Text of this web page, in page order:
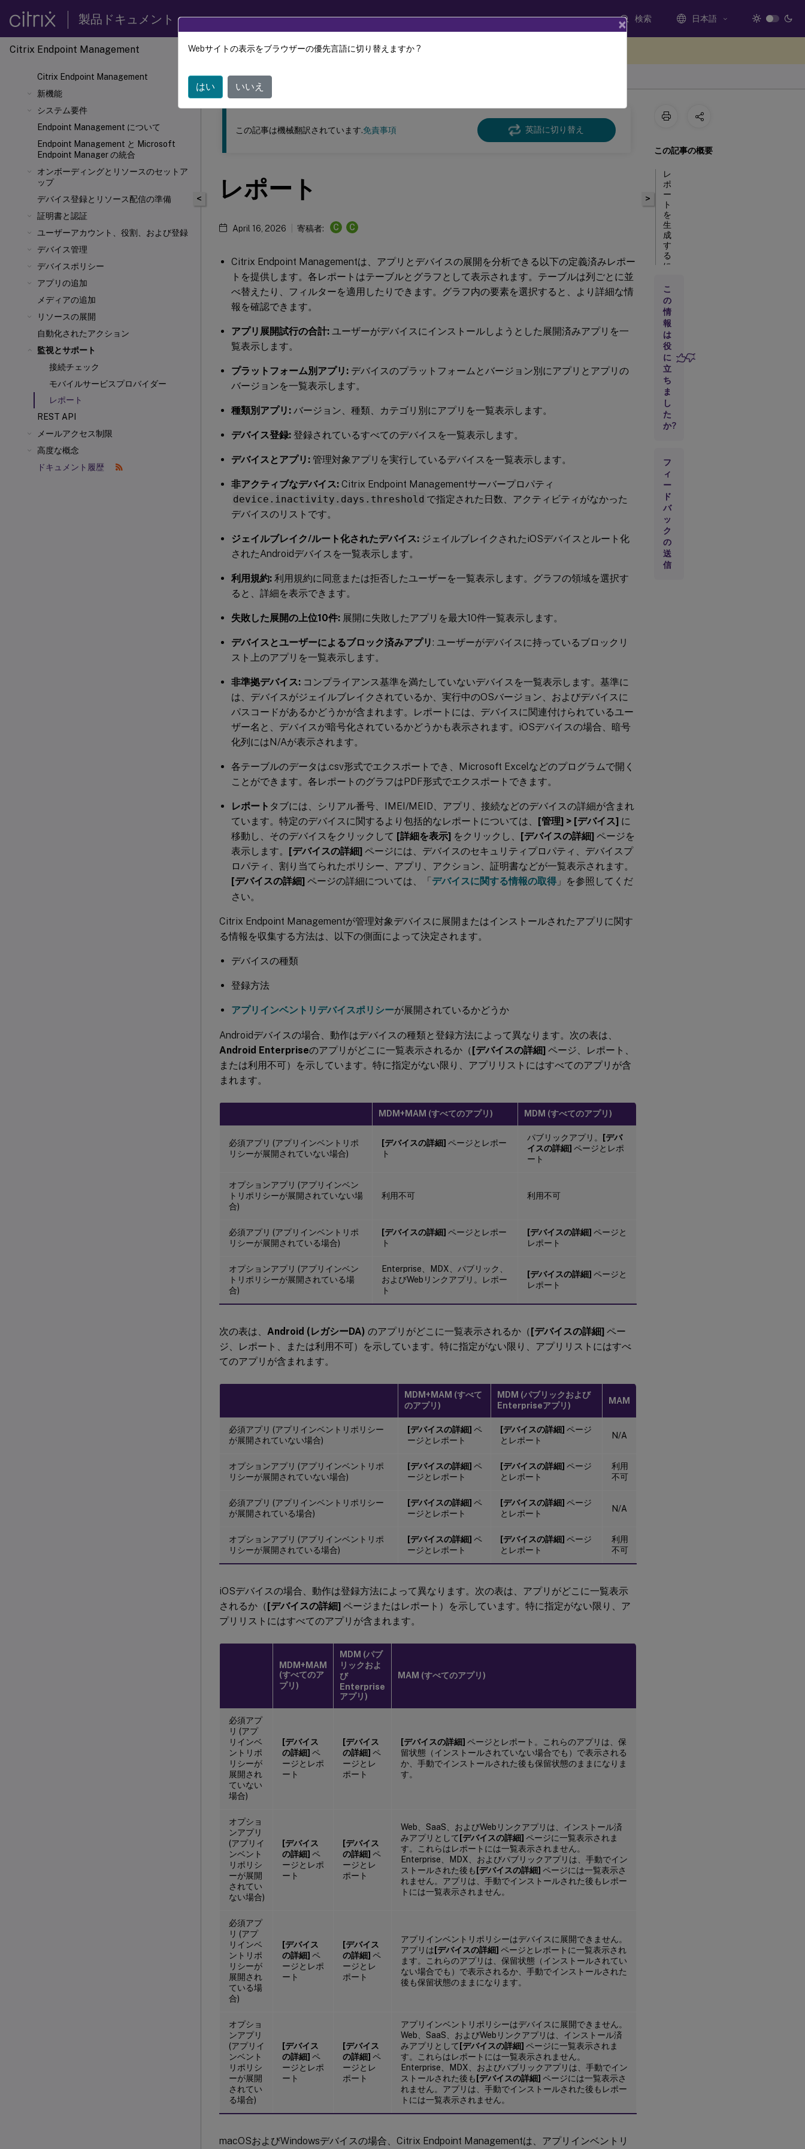
製品ドキュメント 検索 日本語
Citrix Endpoint Management
Citrix Endpoint Management
新機能
システム要件
Endpoint Management について
Endpoint Management と Microsoft
Endpoint Manager の統合
オンボーディングとリソースのセットア
ップ
デバイス登録とリソース配信の準備
証明書と認証
ユーザーアカウント、役割、および登録
デバイス管理
デバイスポリシー
アプリの追加
メディアの追加
リソースの展開
自動化されたアクション
監視とサポート
接続チェック
モバイルサービスプロバイダー
レポート
REST API
メールアクセス制限
高度な概念
ドキュメント履歴
このコンテンツは動的に機械翻訳されています。
Citrix Endpoint Management
<
この記事は機械翻訳されています.免責事項 英語に切り替え
レポート
April 16, 2026 寄稿者: C C
Citrix Endpoint Managementは、アプリとデバイスの展開を分析できる以下の定義済みレポー
トを提供します。各レポートはテーブルとグラフとして表示されます。テーブルは列ごとに並
べ替えたり、フィルターを適用したりできます。グラフ内の要素を選択すると、より詳細な情
報を確認できます。
アプリ展開試行の合計: ユーザーがデバイスにインストールしようとした展開済みアプリを一
覧表示します。
プラットフォーム別アプリ: デバイスのプラットフォームとバージョン別にアプリとアプリの
バージョンを一覧表示します。
種類別アプリ: バージョン、種類、カテゴリ別にアプリを一覧表示します。
デバイス登録: 登録されているすべてのデバイスを一覧表示します。
デバイスとアプリ: 管理対象アプリを実行しているデバイスを一覧表示します。
非アクティブなデバイス: Citrix Endpoint Managementサーバープロパティ
device.inactivity.days.threshold で指定された日数、アクティビティがなかった
デバイスのリストです。
ジェイルブレイク/ルート化されたデバイス: ジェイルブレイクされたiOSデバイスとルート化
されたAndroidデバイスを一覧表示します。
利用規約: 利用規約に同意または拒否したユーザーを一覧表示します。グラフの領域を選択す
ると、詳細を表示できます。
失敗した展開の上位10件: 展開に失敗したアプリを最大10件一覧表示します。
デバイスとユーザーによるブロック済みアプリ: ユーザーがデバイスに持っているブロックリ
スト上のアプリを一覧表示します。
非準拠デバイス: コンプライアンス基準を満たしていないデバイスを一覧表示します。基準に
は、デバイスがジェイルブレイクされているか、実行中のOSバージョン、およびデバイスに
パスコードがあるかどうかが含まれます。レポートには、デバイスに関連付けられているユー
ザー名と、デバイスが暗号化されているかどうかも表示されます。iOSデバイスの場合、暗号
化列にはN/Aが表示されます。
各テーブルのデータは.csv形式でエクスポートでき、Microsoft Excelなどのプログラムで開く
ことができます。各レポートのグラフはPDF形式でエクスポートできます。
レポート タブには、シリアル番号、IMEI/MEID、アプリ、接続などのデバイスの詳細が含まれ
ています。特定のデバイスに関するより包括的なレポートについては、 [管理] > [デバイス] に
移動し、そのデバイスをクリックして [詳細を表示] をクリックし、 [デバイスの詳細] ページを
表示します。 [デバイスの詳細] ページには、デバイスのセキュリティプロパティ、デバイスプ
ロパティ、割り当てられたポリシー、アプリ、アクション、証明書などが一覧表示されます。
[デバイスの詳細] ページの詳細については、「デバイスに関する情報の取得 」を参照してくだ
さい。
Citrix Endpoint Managementが管理対象デバイスに展開またはインストールされたアプリに関す
る情報を収集する方法は、以下の側面によって決定されます。
デバイスの種類
登録方法
アプリインベントリデバイスポリシーが展開されているかどうか
Androidデバイスの場合、動作はデバイスの種類と登録方法によって異なります。次の表は、
Android Enterpriseのアプリがどこに一覧表示されるか（[デバイスの詳細] ページ、レポート、
または利用不可）を示しています。特に指定がない限り、アプリリストにはすべてのアプリが含
まれます。
MDM+MAM (すべてのアプリ) MDM (すべてのアプリ)
必須アプリ (アプリインベントリポ
リシーが展開されていない場合)
[デバイスの詳細] ページとレポー
ト
パブリックアプリ。 [デバ
イスの詳細] ページとレポ
ート
オプションアプリ (アプリインベン
トリポリシーが展開されていない場
合)
利用不可 利用不可
必須アプリ (アプリインベントリポ
リシーが展開されている場合)
[デバイスの詳細] ページとレポー
ト
[デバイスの詳細] ページと
レポート
オプションアプリ (アプリインベン
トリポリシーが展開されている場
合)
Enterprise、MDX、パブリック、
およびWebリンクアプリ。レポー
ト
[デバイスの詳細] ページと
レポート
次の表は、 Android (レガシーDA) のアプリがどこに一覧表示されるか（[デバイスの詳細] ペー
ジ、レポート、または利用不可）を示しています。特に指定がない限り、アプリリストにはすべ
てのアプリが含まれます。
MDM+MAM (すべて
のアプリ)
MDM (パブリックおよび
Enterpriseアプリ)
MAM
必須アプリ (アプリインベントリポリシー
が展開されていない場合)
[デバイスの詳細] ペ
ージとレポート
[デバイスの詳細] ページ
とレポート
N/A
オプションアプリ (アプリインベントリポ
リシーが展開されていない場合)
[デバイスの詳細] ペ
ージとレポート
[デバイスの詳細] ページ
とレポート
利用
不可
必須アプリ (アプリインベントリポリシー
が展開されている場合)
[デバイスの詳細] ペ
ージとレポート
[デバイスの詳細] ページ
とレポート
N/A
オプションアプリ (アプリインベントリポ
リシーが展開されている場合)
[デバイスの詳細] ペ
ージとレポート
[デバイスの詳細] ページ
とレポート
利用
不可
iOSデバイスの場合、動作は登録方法によって異なります。次の表は、アプリがどこに一覧表示
されるか（[デバイスの詳細] ページまたはレポート）を示しています。特に指定がない限り、ア
プリリストにはすべてのアプリが含まれます。
MDM+MAM
(すべてのア
プリ)
MDM (パブ
リックおよ
び
Enterprise
アプリ)
MAM (すべてのアプリ)
必須アプ
リ (アプ
リインベ
ントリポ
リシーが
展開され
ていない
場合)
[デバイス
の詳細] ペ
ージとレポ
ート
[デバイス
の詳細] ペ
ージとレ
ポート
[デバイスの詳細] ページとレポート。これらのアプリは、保
留状態（インストールされていない場合でも）で表示される
か、手動でインストールされた後も保留状態のままになりま
す。
オプショ
ンアプリ
(アプリイ
ンベント
リポリシ
ーが展開
されてい
ない場合)
[デバイス
の詳細] ペ
ージとレポ
ート
[デバイス
の詳細] ペ
ージとレ
ポート
Web、SaaS、およびWebリンクアプリは、インストール済
みアプリとして[デバイスの詳細] ページに一覧表示されま
す。これらはレポートには一覧表示されません。
Enterprise、MDX、およびパブリックアプリは、手動でイン
ストールされた後も[デバイスの詳細] ページには一覧表示さ
れません。アプリは、手動でインストールされた後もレポー
トには一覧表示されません。
必須アプ
リ (アプ
リインベ
ントリポ
リシーが
展開され
ている場
合)
[デバイス
の詳細] ペ
ージとレポ
ート
[デバイス
の詳細] ペ
ージとレ
ポート
アプリインベントリポリシーはデバイスに展開できません。
アプリは[デバイスの詳細] ページとレポートに一覧表示され
ます。これらのアプリは、保留状態（インストールされてい
ない場合でも）で表示されるか、手動でインストールされた
後も保留状態のままになります。
オプショ
ンアプリ
(アプリイ
ンベント
リポリシ
ーが展開
されてい
る場合)
[デバイス
の詳細] ペ
ージとレポ
ート
[デバイス
の詳細] ペ
ージとレ
ポート
アプリインベントリポリシーはデバイスに展開できません。
Web、SaaS、およびWebリンクアプリは、インストール済
みアプリとして[デバイスの詳細] ページに一覧表示されま
す。これらはレポートには一覧表示されません。
Enterprise、MDX、およびパブリックアプリは、手動でイン
ストールされた後も[デバイスの詳細] ページには一覧表示さ
れません。アプリは、手動でインストールされた後もレポー
トには一覧表示されません。
macOSおよびWindowsデバイスの場合、Citrix Endpoint Managementは、アプリインベントリ
>
この記事の概要
レ
ポ
ー
ト
を
生
成
す
る
に
レ
ポ
ー
ト
の
詳
細
を
表
示
す
る
に
テー
ブル
の列
を並
べ替
え、
フィ
ルタ
ー、
また
こ
の
情
報
は
役
に
立
ち
ま
し
た
か?
フ
ィ
ー
ド
バ
ッ
ク
の
送
信
×
Webサイトの表示をブラウザーの優先言語に切り替えますか ?
はい いいえ